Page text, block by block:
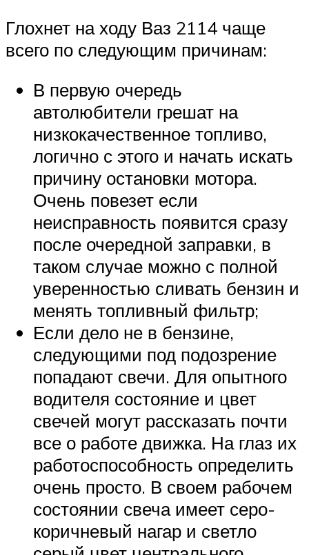
Глохнет на ходу Ваз 2114 чаще
всего по следующим причинам:
В первую очередь
автолюбители грешат на
низкокачественное топливо,
логично с этого и начать искать
причину остановки мотора.
Очень повезет если
неисправность появится сразу
после очередной заправки, в
таком случае можно с полной
уверенностью сливать бензин и
менять топливный фильтр;
Если дело не в бензине,
следующими под подозрение
попадают свечи. Для опытного
водителя состояние и цвет
свечей могут рассказать почти
все о работе движка. На глаз их
работоспособность определить
очень просто. В своем рабочем
состоянии свеча имеет серо-
коричневый нагар и светло